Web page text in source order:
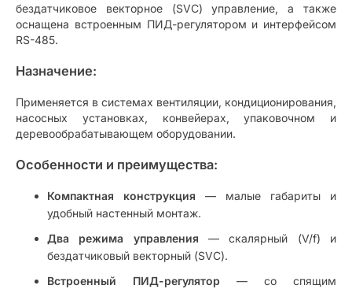
бездатчиковое векторное (SVC) управление, а также
оснащена встроенным ПИД-регулятором и интерфейсом
RS-485.
Назначение:
Применяется в системах вентиляции, кондиционирования,
насосных установках, конвейерах, упаковочном и
деревообрабатывающем оборудовании.
Особенности и преимущества:
Компактная конструкция — малые габариты и
удобный настенный монтаж.
Два режима управления — скалярный (V/f) и
бездатчиковый векторный (SVC).
Встроенный ПИД-регулятор — со спящим